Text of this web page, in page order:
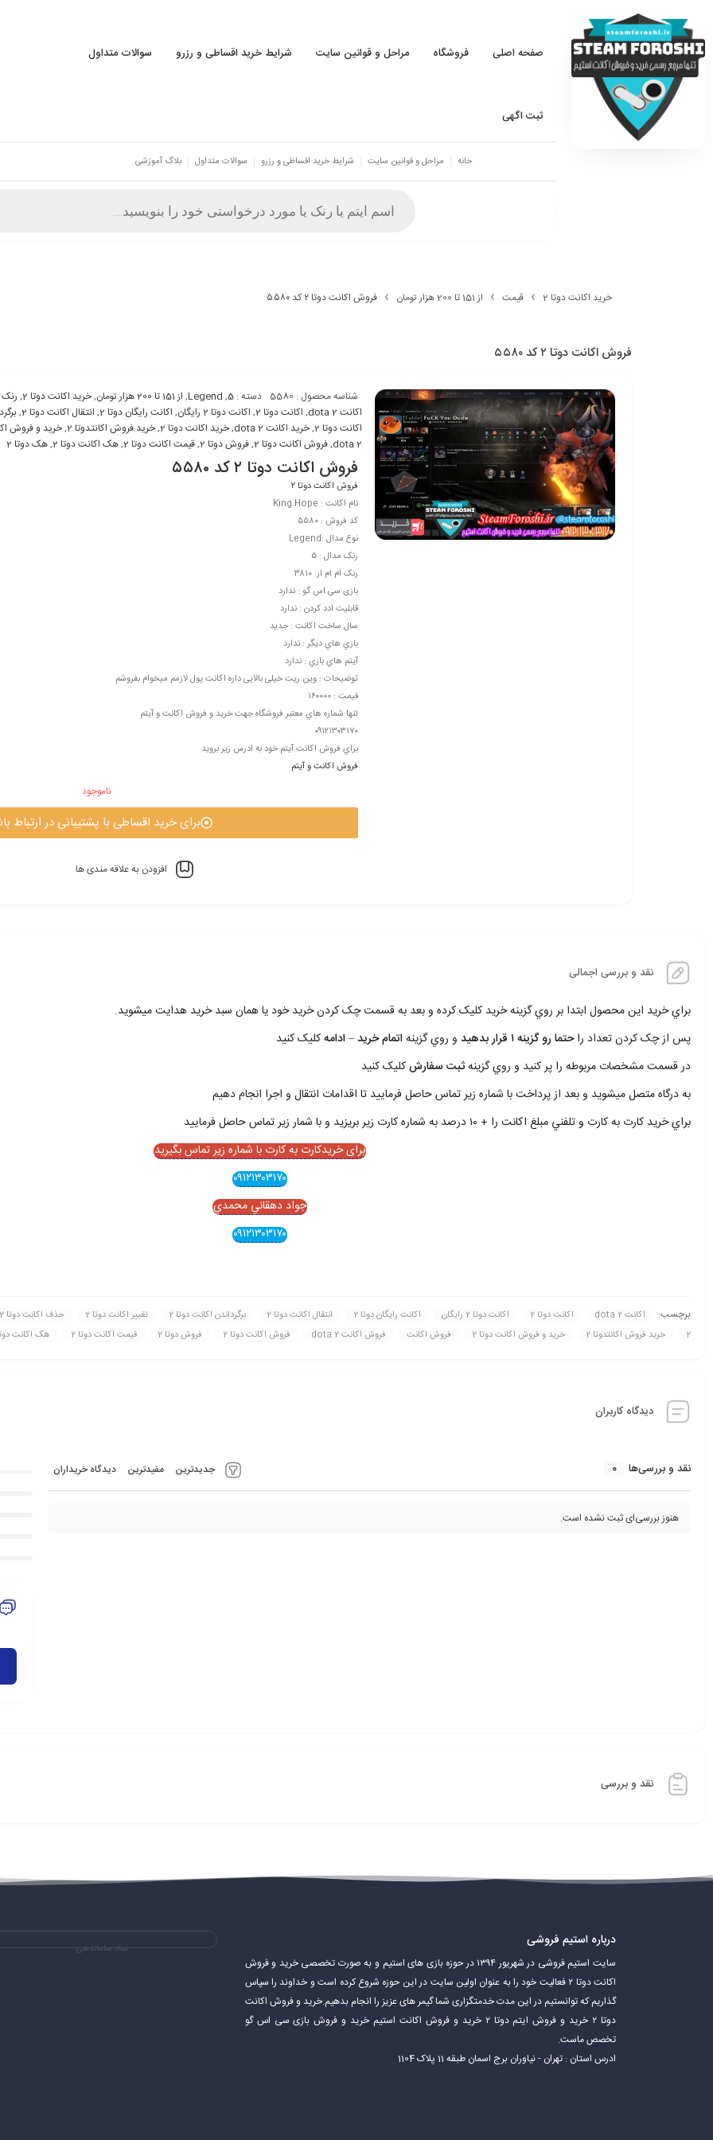
صفحه اصلی فروشگاه مراحل و قوانین سایت شرایط خرید اقساطی و رزرو سوالات متداول
ثبت اگهی
خانه مراحل و قوانین سایت شرایط خرید اقساطی و رزرو سوالات متداول بلاگ آموزشی
خرید اکانت دوتا 2 قیمت از 151 تا 200 هزار تومان فروش اکانت دوتا ۲ کد ۵۵۸۰
فروش اکانت دوتا ۲ کد ۵۵۸۰
شناسه محصول : 5580 دسته :5
,
Legend
, از 151 تا 200 هزار تومان ,خرید اکانت دوتا 2 ,
اکانت dota 2
, اکانت دوتا 2 , اکانت دوتا 2 رايگان , اکانت رايگان دوتا 2 , انتقال اکانت دوتا 2 ,
اکانت دوتا 2 ,خريد اکانت dota 2 ,خريد اکانت دوتا 2 ,خريد فروش اکانتدوتا 2 ,خريد و فروش
dota 2
,فروش اکانت دوتا 2 ,فروش دوتا 2 ,قيمت اکانت دوتا 2 ,هک اکانت دوتا 2 ,هک دوتا 2
فروش اکانت دوتا ۲ کد ۵۵۸۰
فروش اکانت دوتا ۲
نام اکانت : King.Hope
کد فروش : ۵۵۸۰
نوع مدال :Legend
رنک مدال : ۵
رنک ام ام ار: ۳۸۱۰
بازی سی اس گو : ندارد
قابليت ادد کردن : ندارد
سال ساخت اکانت : جدید
بازي هاي ديگر : ندارد
آيتم هاي بازي : ندارد
توضيحات : وین ریت خیلی بالایی داره اکانت پول لازمم میخوام بفروشم
قیمت : ۱۶۰۰۰۰
تنها شماره هاي معتبر فروشگاه جهت خريد و فروش اکانت و آیتم
۰۹۱۲۱۳۰۳۱۷۰
براي فروش اکانت آيتم خود به ادرس زير برويد
فروش اکانت و آيتم
ناموجود
برای خرید اقساطی با پشتیبانی در ارتباط
افزودن به علاقه مندی ها
نقد و بررسی اجمالی
براي خريد اين محصول ابتدا بر روي گزينه خريد کليک کرده و بعد به قسمت چک کردن خريد خود يا همان سبد خريد هدايت ميشويد.
پس از چک کردن تعداد راحتما رو گزينه ۱ قرار بدهيد و روي گزينهاتمام خريد – ادامهکليک کنيد
در قسمت مشخصات مربوطه را پر کنيد و روي گزينهثبت سفارشکليک کنيد
به درگاه متصل ميشويد و بعد از پرداخت با شماره زير تماس حاصل فرماييد تا اقدامات انتقال و اجرا انجام دهيم
براي خريد کارت به کارت و تلفني مبلغ اکانت را + ۱۰ درصد به شماره کارت زير بريزيد و با شمار زير تماس حاصل فرماييد
برای خریدکارت به کارت با شماره زیر تماس بگیرید
۰۹۱۲۱۳۰۳۱۷۰
جواد دهقاني محمدي
۰۹۱۲۱۳۰۳۱۷۰
برچسب: اکانت dota 2 اکانت دوتا 2 اکانت دوتا 2 رايگان اکانت رايگان دوتا 2 انتقال اکانت دوتا 2 برگرداندن اکانت دوتا 2 تغيير اکانت دوتا 2
حذف اکانت دوتا 2
2
خريد فروش اکانتدوتا 2 خريد و فروش اکانت دوتا 2 فروش اکانت فروش اکانت dota 2 فروش اکانت دوتا 2 فروش دوتا 2 قيمت اکانت دوتا 2 هک اکانت
دیدگاه کاربران
نقد و بررسی‌ها 0 جدیدترین مفیدترین دیدگاه خریداران
هنوز بررسی‌ای ثبت نشده است.
نقد و بررسی
درباره استیم فروشی
سایت استیم فروشی در شهریور ۱۳۹۴ در حوزه بازی های استیم و به صورت تخصصی خرید و فروش
اکانت دوتا ۲ فعالیت خود را به عنوان اولین سایت در این حوزه شروع کرده است و خداوند را سپاس
گذاریم که توانستیم در این مدت خدمتگزاری شما گیمر های عزیز را انجام بدهیم.خرید و فروش اکانت
دوتا ۲ خرید و فروش ایتم دوتا ۲ خرید و فروش اکانت استیم خرید و فروش بازی سی اس گو
تخصص ماست.
ادرس استان : تهران - نیاوران برج اسمان طبقه 11 پلاک 1104
نماد ساماندهی